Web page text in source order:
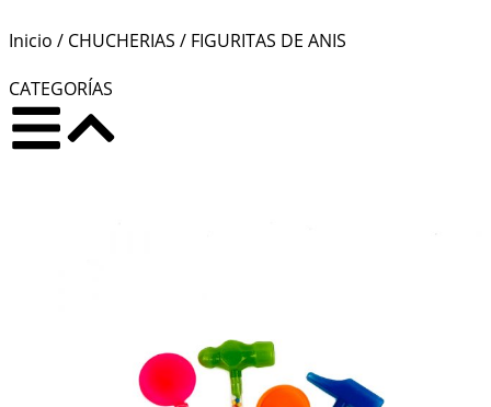
Inicio / CHUCHERIAS / FIGURITAS DE ANIS
CATEGORÍAS